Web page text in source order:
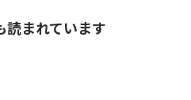
読まれています